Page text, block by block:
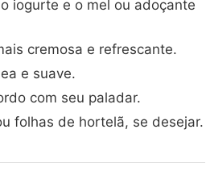
iogurte e o mel ou adoçante
cremosa e refrescante.
e suave.
com seu paladar.
folhas de hortelã, se desejar.